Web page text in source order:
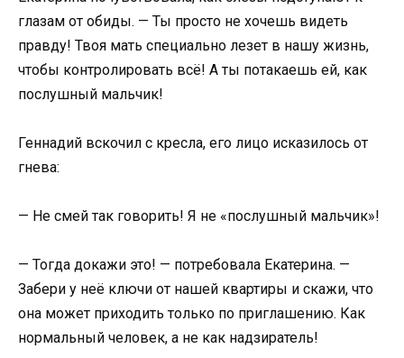
глазам от обиды. — Ты просто не хочешь видеть
правду! Твоя мать специально лезет в нашу жизнь,
чтобы контролировать всё! А ты потакаешь ей, как
послушный мальчик!
Геннадий вскочил с кресла, его лицо исказилось от
гнева:
— Не смей так говорить! Я не «послушный мальчик»!
— Тогда докажи это! — потребовала Екатерина. —
Забери у неё ключи от нашей квартиры и скажи, что
она может приходить только по приглашению. Как
нормальный человек, а не как надзиратель!